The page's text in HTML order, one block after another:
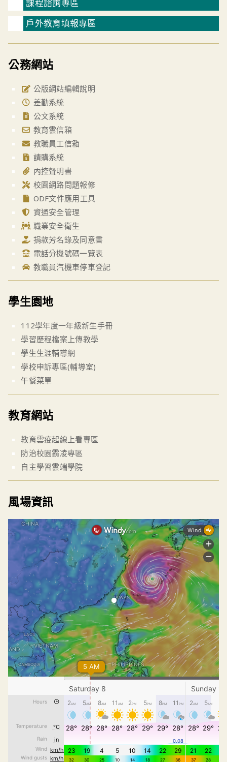
課程諮詢專區
戶外教育填報專區
公務網站
公版網站編輯說明
差勤系統
公文系統
教育雲信箱
教職員工信箱
請購系統
內控聲明書
校園網路問題報修
ODF文件應用工具
資通安全管理
職業安全衛生
捐款芳名錄及同意書
電話分機號碼一覽表
教職員汽機車停車登記
學生園地
112學年度一年級新生手冊
學習歷程檔案上傳教學
學生生涯輔導網
學校申訴專區(輔導室)
午餐菜單
教育網站
教育雲疫起線上看專區
防治校園霸凌專區
自主學習雲端學院
風場資訊